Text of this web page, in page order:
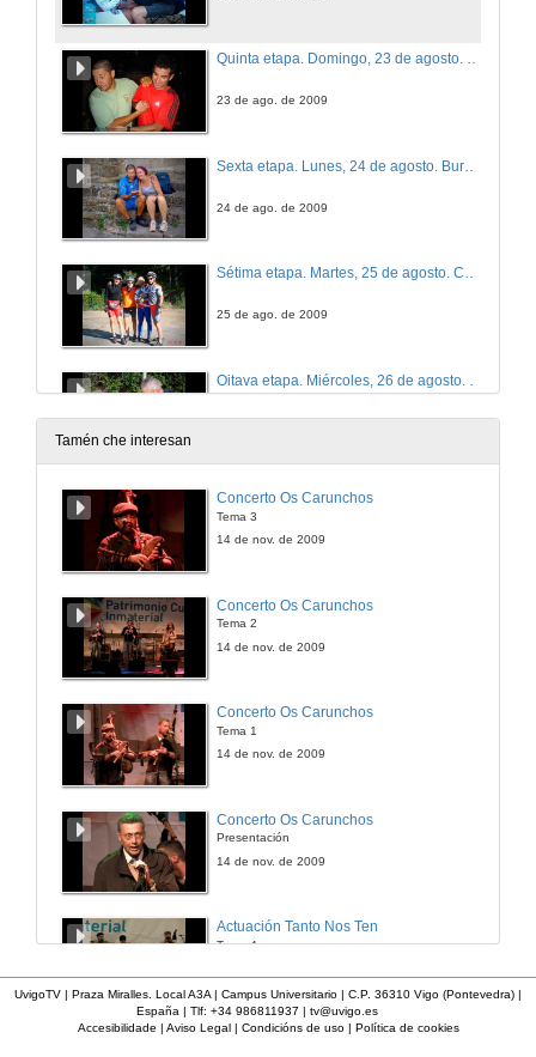
Quinta etapa. Domingo, 23 de agosto. Belorado - Burgos
23 de ago. de 2009
24 de ago. de 2009
Sétima etapa. Martes, 25 de agosto. Carrión de los Condes - Mansilla de Las Mulas
25 de ago. de 2009
26 de ago. de 2009
Tamén che interesan
Concerto Os Carunchos
Tema 3
14 de nov. de 2009
Concerto Os Carunchos
Tema 2
14 de nov. de 2009
Concerto Os Carunchos
Tema 1
14 de nov. de 2009
Concerto Os Carunchos
Presentación
14 de nov. de 2009
Actuación Tanto Nos Ten
Tema 4
Actuación Tanto Nos Ten
UvigoTV | Praza Miralles. Local A3A | Campus Universitario | C.P. 36310 Vigo (Pontevedra) |
España | Tlf: +34 986811937 | tv@uvigo.es
Accesibilidade | Aviso Legal| Condicións de uso| Política de cookies